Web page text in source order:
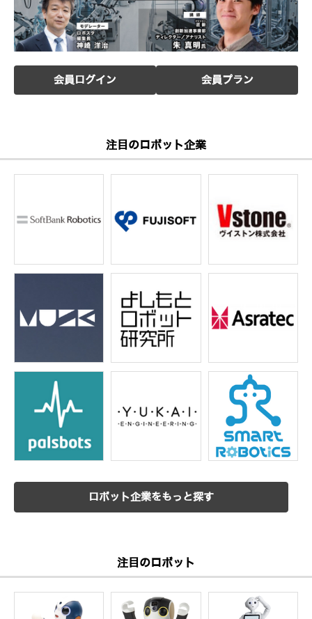
会員ログイン 会員プラン
注目のロボット企業
ロボット企業をもっと探す
注目のロボット